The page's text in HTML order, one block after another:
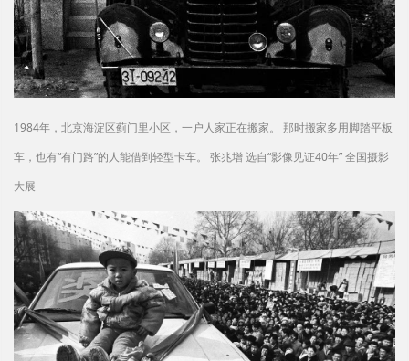
1984年，北京海淀区蓟门里小区，一户人家正在搬家。 那时搬家多用脚踏平板
车，也有“有门路”的人能借到轻型卡车。 张兆增 选自“影像见证40年” 全国摄影
大展